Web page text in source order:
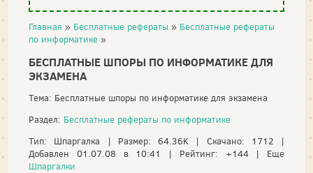
Главная » Бесплатные рефераты » Бесплатные рефераты
по информатике »
БЕСПЛАТНЫЕ ШПОРЫ ПО ИНФОРМАТИКЕ ДЛЯ
ЭКЗАМЕНА
Тема: Бесплатные шпоры по информатике для экзамена
Раздел: Бесплатные рефераты по информатике
Тип: Шпаргалка | Размер: 64.36K | Скачано: 1712 |
Добавлен 01.07.08 в 10:41 | Рейтинг: +144 | Еще
Шпаргалки